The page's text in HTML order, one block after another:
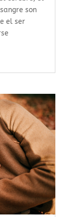
son
el ser